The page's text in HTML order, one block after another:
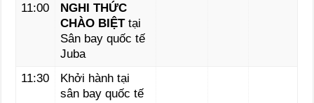
11:00
NGHI THỨC
CHÀO BIỆTtại
Sân bay quốc tế
Juba
11:30
Khởi hành tại
sân bay quốc tế